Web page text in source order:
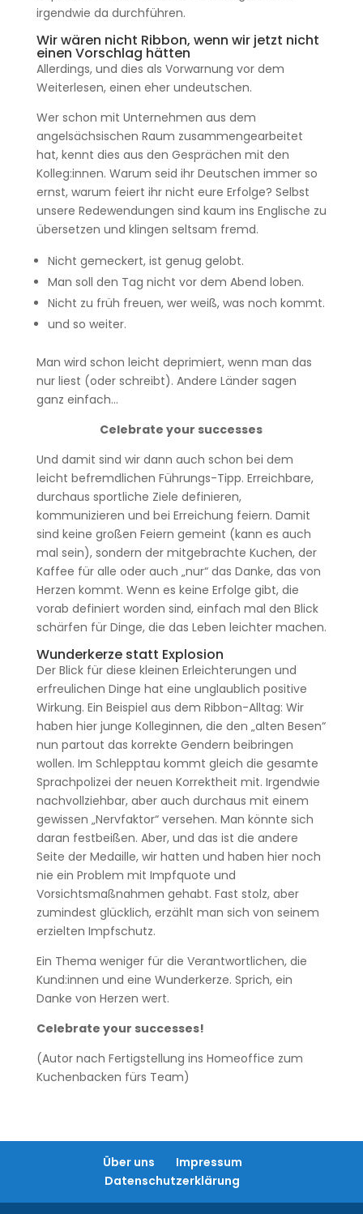
irgendwie da durchführen.
Wir wären nicht Ribbon, wenn wir jetzt nicht
einen Vorschlag hätten
Allerdings, und dies als Vorwarnung vor dem
Weiterlesen, einen eher undeutschen.
Wer schon mit Unternehmen aus dem
angelsächsischen Raum zusammengearbeitet
hat, kennt dies aus den Gesprächen mit den
Kolleg:innen. Warum seid ihr Deutschen immer so
ernst, warum feiert ihr nicht eure Erfolge? Selbst
unsere Redewendungen sind kaum ins Englische zu
übersetzen und klingen seltsam fremd.
Nicht gemeckert, ist genug gelobt.
Man soll den Tag nicht vor dem Abend loben.
Nicht zu früh freuen, wer weiß, was noch kommt.
und so weiter.
Man wird schon leicht deprimiert, wenn man das
nur liest (oder schreibt). Andere Länder sagen
ganz einfach…
Celebrate your successes
Und damit sind wir dann auch schon bei dem
leicht befremdlichen Führungs-Tipp. Erreichbare,
durchaus sportliche Ziele definieren,
kommunizieren und bei Erreichung feiern. Damit
sind keine großen Feiern gemeint (kann es auch
mal sein), sondern der mitgebrachte Kuchen, der
Kaffee für alle oder auch „nur“ das Danke, das von
Herzen kommt. Wenn es keine Erfolge gibt, die
vorab definiert worden sind, einfach mal den Blick
schärfen für Dinge, die das Leben leichter machen.
Wunderkerze statt Explosion
Der Blick für diese kleinen Erleichterungen und
erfreulichen Dinge hat eine unglaublich positive
Wirkung. Ein Beispiel aus dem Ribbon-Alltag: Wir
haben hier junge Kolleginnen, die den „alten Besen“
nun partout das korrekte Gendern beibringen
wollen. Im Schlepptau kommt gleich die gesamte
Sprachpolizei der neuen Korrektheit mit. Irgendwie
nachvollziehbar, aber auch durchaus mit einem
gewissen „Nervfaktor“ versehen. Man könnte sich
daran festbeißen. Aber, und das ist die andere
Seite der Medaille, wir hatten und haben hier noch
nie ein Problem mit Impfquote und
Vorsichtsmaßnahmen gehabt. Fast stolz, aber
zumindest glücklich, erzählt man sich von seinem
erzielten Impfschutz.
Ein Thema weniger für die Verantwortlichen, die
Kund:innen und eine Wunderkerze. Sprich, ein
Danke von Herzen wert.
Celebrate your successes!
(Autor nach Fertigstellung ins Homeoffice zum
Kuchenbacken fürs Team)
Über uns
Impressum
Datenschutzerklärung